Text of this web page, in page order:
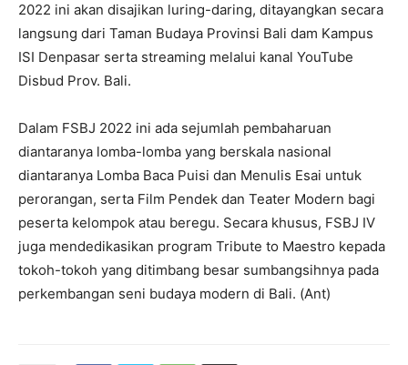
2022 ini akan disajikan luring-daring, ditayangkan secara
langsung dari Taman Budaya Provinsi Bali dam Kampus
ISI Denpasar serta streaming melalui kanal YouTube
Disbud Prov. Bali.
Dalam FSBJ 2022 ini ada sejumlah pembaharuan
diantaranya lomba-lomba yang berskala nasional
diantaranya Lomba Baca Puisi dan Menulis Esai untuk
perorangan, serta Film Pendek dan Teater Modern bagi
peserta kelompok atau beregu. Secara khusus, FSBJ IV
juga mendedikasikan program Tribute to Maestro kepada
tokoh-tokoh yang ditimbang besar sumbangsihnya pada
perkembangan seni budaya modern di Bali. (Ant)